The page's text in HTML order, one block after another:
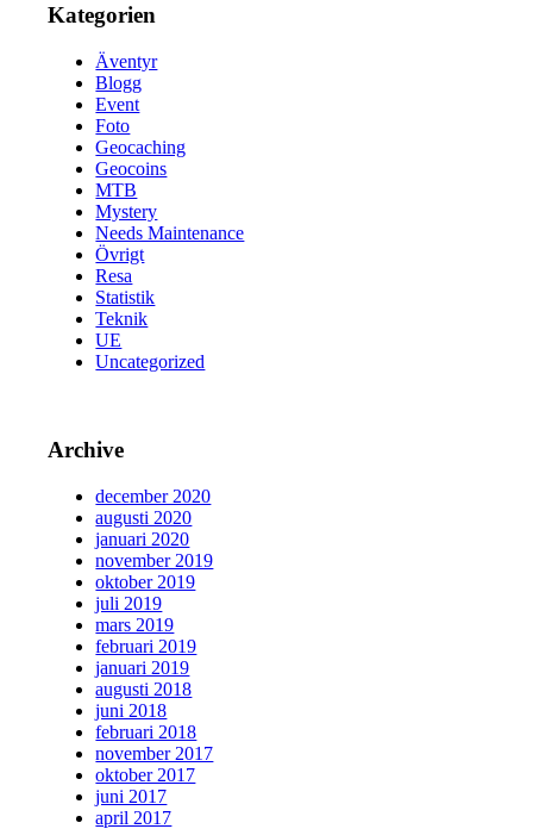
Kategorien
Äventyr
Blogg
Event
Foto
Geocaching
Geocoins
MTB
Mystery
Needs Maintenance
Övrigt
Resa
Statistik
Teknik
UE
Uncategorized
Archive
december 2020
augusti 2020
januari 2020
november 2019
oktober 2019
juli 2019
mars 2019
februari 2019
januari 2019
augusti 2018
juni 2018
februari 2018
november 2017
oktober 2017
juni 2017
april 2017